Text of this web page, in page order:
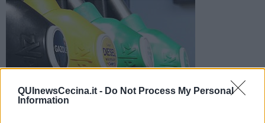
QUInewsCecina.it - Do Not Process My Personal
Information